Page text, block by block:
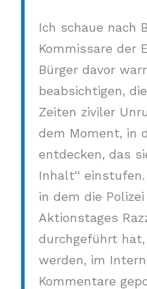
Ich schaue nach
Kommissare der
Bürger davor
beabsichtigen,
Zeiten ziviler
dem Moment, in
entdecken, das
Inhalt“
in dem die
Aktionstages
durchgeführt
werden, im
Kommentare